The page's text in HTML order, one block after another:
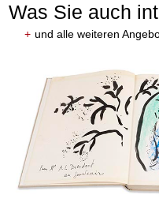
Was Sie auch
+ und alle weiteren